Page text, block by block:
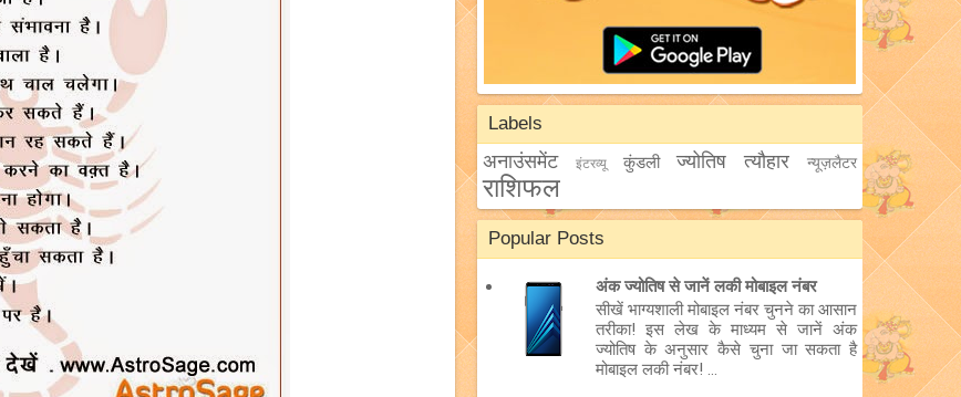
Labels
अनाउंसमेंट इंटरव्यू कुंडली ज्योतिष त्यौहार न्यूज़लैटर
राशिफल
Popular Posts
अंक ज्योतिष से जानें लकी मोबाइल नंबर
सीखें भाग्यशाली मोबाइल नंबर चुनने का आसान
तरीका! इस लेख के माध्यम से जानें अंक
ज्योतिष के अनुसार कैसे चुना जा सकता है
मोबाइल लकी नंबर! ...